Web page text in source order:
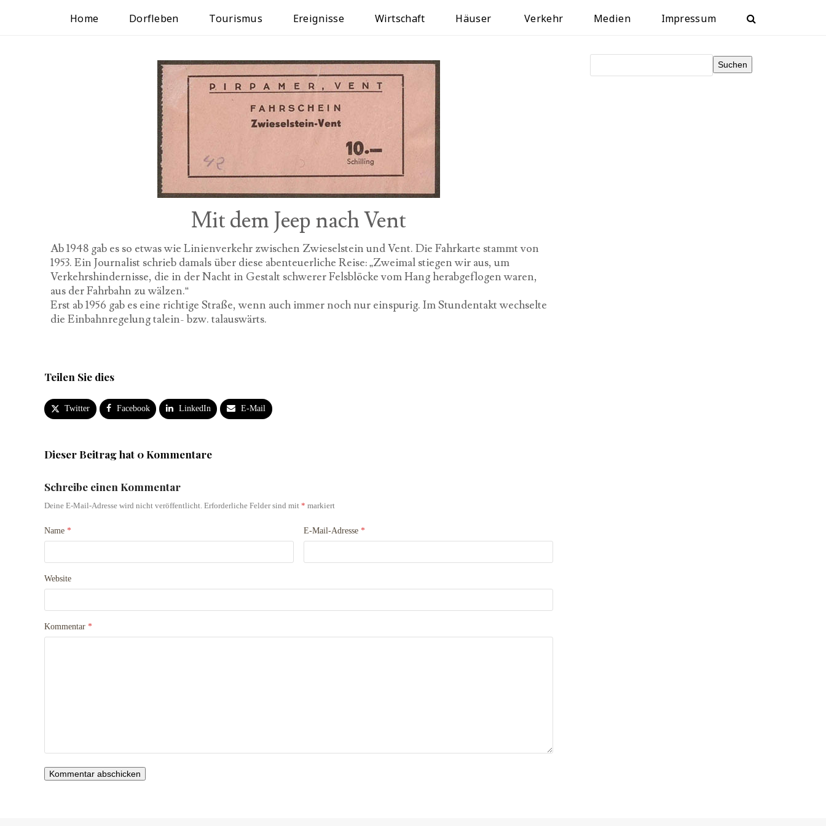
Home Dorfleben Tourismus Ereignisse Wirtschaft Häuser Verkehr Medien Impressum
Mit dem Jeep nach Vent
Ab 1948 gab es so etwas wie Linienverkehr zwischen Zwieselstein und Vent. Die Fahrkarte stammt von
1953. Ein Journalist schrieb damals über diese abenteuerliche Reise: „Zweimal stiegen wir aus, um
Verkehrshindernisse, die in der Nacht in Gestalt schwerer Felsblöcke vom Hang herabgeflogen waren,
aus der Fahrbahn zu wälzen.“
Erst ab 1956 gab es eine richtige Straße, wenn auch immer noch nur einspurig. Im Stundentakt wechselte
die Einbahnregelung talein- bzw. talauswärts.
Teilen Sie dies
Twitter Facebook LinkedIn E-Mail
Dieser Beitrag hat 0 Kommentare
Schreibe einen Kommentar
Deine E-Mail-Adresse wird nicht veröffentlicht. Erforderliche Felder sind mit * markiert
Name * E-Mail-Adresse*
Website
Kommentar *
Suchen